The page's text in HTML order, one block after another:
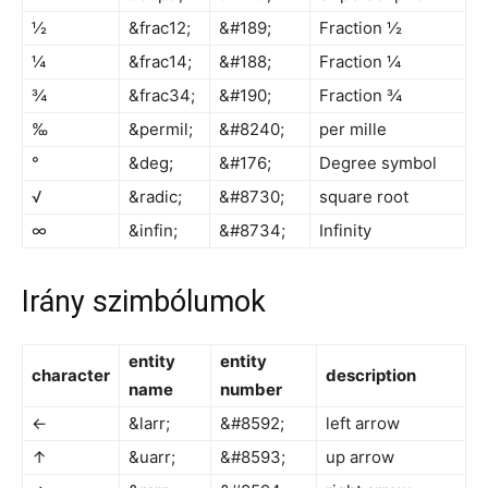
½
&frac12; &#189;
Fraction ½
¼
&frac14; &#188;
Fraction ¼
¾
&frac34; &#190;
Fraction ¾
‰
&permil; &#8240;
per mille
°
&deg; &#176;
Degree symbol
√
&radic; &#8730;
square root
∞
&infin; &#8734; Infinity
Irány szimbólumok
character
entity
name
entity
number
description
← &larr; &#8592;
left arrow
↑
&uarr; &#8593;
up arrow